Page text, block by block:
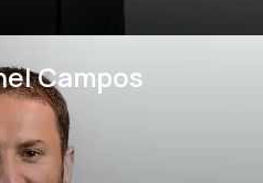
Campos